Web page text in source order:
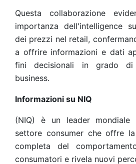
Questa collaborazione
importanza dell'intelligence
dei prezzi nel retail,
a offrire informazioni e dati
fini decisionali in grado
business.
Informazioni su NIQ
(NIQ) è un leader mondiale
settore consumer che offre
completa del
consumatori e rivela nuovi